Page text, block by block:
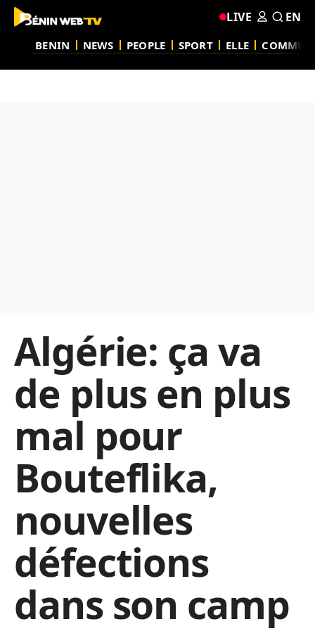
BENIN NEWS PEOPLE SPORT ELLE
LIVE EN
Algérie: ça va
de plus en plus
mal pour
Bouteflika,
nouvelles
défections
dans son camp